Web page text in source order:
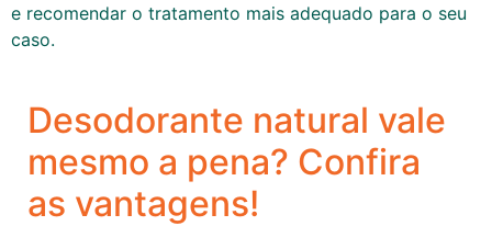
e recomendar o tratamento mais adequado para o seu
caso.
Desodorante natural vale
mesmo a pena? Confira
as vantagens!